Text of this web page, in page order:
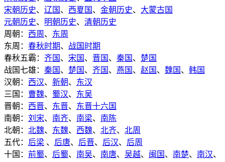
宋朝历史、 辽国 、 西夏国 、 金朝历史、 大蒙古国
元朝历史、 明朝历史、 清朝历史
周朝： 西周 、 东周
东周： 春秋时期、 战国时期
春秋五霸： 齐国 、 宋国 、 晋国 、 秦国 、 楚国
战国七雄： 秦国 、 楚国 、 齐国 、 燕国 、 赵国 、 魏国 、 韩国
汉朝： 西汉、 新朝、 东汉
三国： 曹魏、 蜀汉、 东吴
晋朝： 西晋、 东晋、 东晋十六国
南朝： 刘宋、 南齐、 南梁、 南陈
北朝： 北魏、 东魏、 西魏、 北齐、 北周
五代： 后梁 、 后唐、 后晋、 后汉、 后周
十国： 前蜀、 后蜀、 南吴、 南唐、 吴越、 闽国 、 南楚、 南汉、